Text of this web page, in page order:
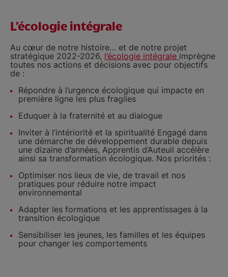
L’écologie intégrale
Au cœur de notre histoire… et de notre projet
stratégique 2022-2026, l’écologie intégrale imprègne
toutes nos actions et décisions avec pour objectifs
de :
Répondre à l’urgence écologique qui impacte en
première ligne les plus fragiles
Eduquer à la fraternité et au dialogue
Inviter à l’intériorité et la spiritualité Engagé dans
une démarche de développement durable depuis
une dizaine d’années, Apprentis d’Auteuil accélère
ainsi sa transformation écologique. Nos priorités :
Optimiser nos lieux de vie, de travail et nos
pratiques pour réduire notre impact
environnemental
Adapter les formations et les apprentissages à la
transition écologique
Sensibiliser les jeunes, les familles et les équipes
pour changer les comportements